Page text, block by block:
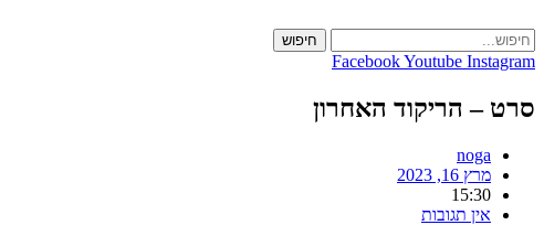
to
content
חיפוש
FacebookYoutube Instagram
סרט – הריקוד האחרון
noga
מרץ 16, 2023
15:30
אין תגובות